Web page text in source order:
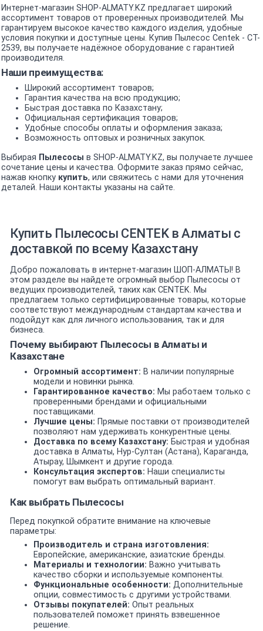
Интернет-магазин SHOP-ALMATY.KZ предлагает широкий
ассортимент товаров от проверенных производителей. Мы
гарантируем высокое качество каждого изделия, удобные
условия покупки и доступные цены. Купив Пылесос Centek - CT-
2539, вы получаете надёжное оборудование с гарантией
производителя.
Наши преимущества:
Широкий ассортимент товаров;
Гарантия качества на всю продукцию;
Быстрая доставка по Казахстану;
Официальная сертификация товаров;
Удобные способы оплаты и оформления заказа;
Возможность оптовых и розничных закупок.
Выбирая Пылесосы в SHOP-ALMATY.KZ, вы получаете лучшее
сочетание цены и качества. Оформите заказ прямо сейчас,
нажав кнопку купить, или свяжитесь с нами для уточнения
деталей. Наши контакты указаны на сайте.
Купить Пылесосы CENTEK в Алматы с
доставкой по всему Казахстану
Добро пожаловать в интернет-магазин ШОП-АЛМАТЫ! В
этом разделе вы найдете огромный выбор Пылесосы от
ведущих производителей, таких как CENTEK. Мы
предлагаем только сертифицированные товары, которые
соответствуют международным стандартам качества и
подойдут как для личного использования, так и для
бизнеса.
Почему выбирают Пылесосы в Алматы и
Казахстане
Огромный ассортимент: В наличии популярные
модели и новинки рынка.
Гарантированное качество: Мы работаем только с
проверенными брендами и официальными
поставщиками.
Лучшие цены: Прямые поставки от производителей
позволяют нам удерживать конкурентные цены.
Доставка по всему Казахстану: Быстрая и удобная
доставка в Алматы, Нур-Султан (Астана), Караганда,
Атырау, Шымкент и другие города.
Консультация экспертов: Наши специалисты
помогут вам выбрать оптимальный вариант.
Как выбрать Пылесосы
Перед покупкой обратите внимание на ключевые
параметры:
Производитель и страна изготовления:
Европейские, американские, азиатские бренды.
Материалы и технологии: Важно учитывать
качество сборки и используемые компоненты.
Функциональные особенности: Дополнительные
опции, совместимость с другими устройствами.
Отзывы покупателей: Опыт реальных
пользователей поможет принять взвешенное
решение.